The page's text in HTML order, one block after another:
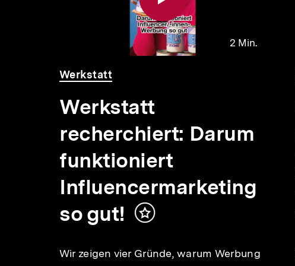
2 Min.
Video
Dauer
2
Min.
Werkstatt
Werkstatt
recherchiert: Darum
funktioniert
Influencermarketing
so gut!
Inhalt
Wir zeigen vier Gründe, warum Werbung